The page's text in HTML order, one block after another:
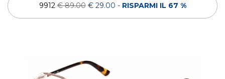
9912€ 89.00 € 29.00 - RISPARMI IL 67 %